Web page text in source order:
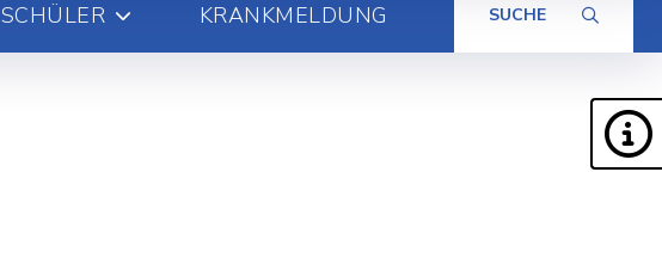
SCHÜLER KRANKMELDUNG SUCHE